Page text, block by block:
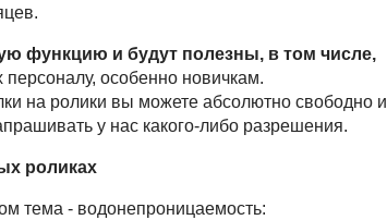
функцию и будут полезны, в том числе,
персоналу, особенно новичкам.
на ролики вы можете абсолютно свободно и
у нас какого-либо разрешения.
роликах
тема - водонепроницаемость: